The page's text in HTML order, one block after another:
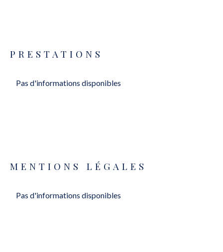
PRESTATIONS
Pas d'informations disponibles
MENTIONS LÉGALES
Pas d'informations disponibles